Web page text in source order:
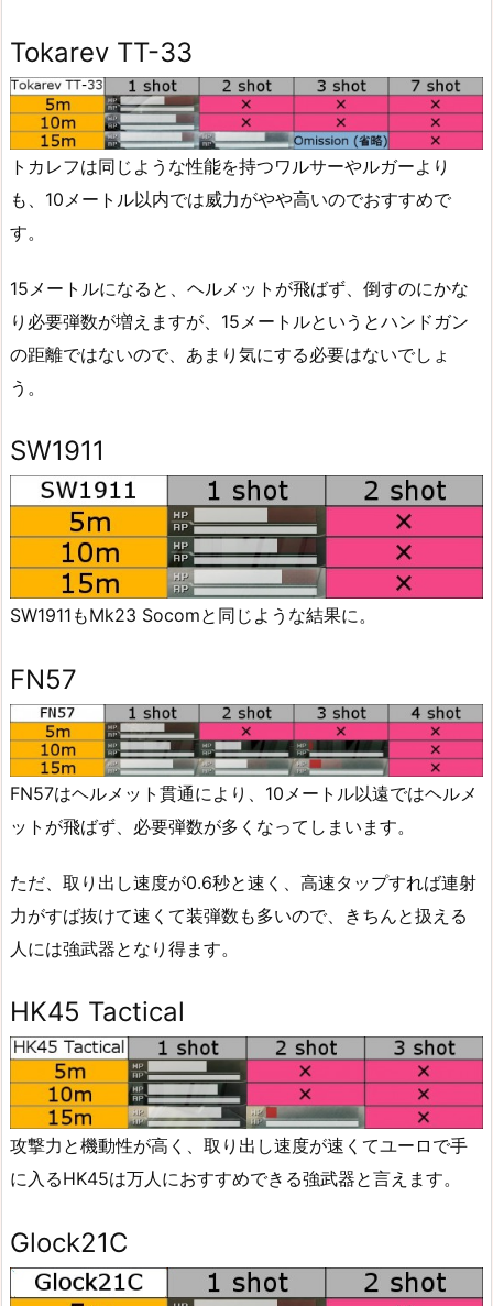
Tokarev TT-33
トカレフは同じような性能を持つワルサーやルガーより
も、10メートル以内では威力がやや高いのでおすすめで
す。
15メートルになると、ヘルメットが飛ばず、倒すのにかな
り必要弾数が増えますが、15メートルというとハンドガン
の距離ではないので、あまり気にする必要はないでしょ
う。
SW1911
SW1911もMk23 Socomと同じような結果に。
FN57
FN57はヘルメット貫通により、10メートル以遠ではヘルメ
ットが飛ばず、必要弾数が多くなってしまいます。
ただ、取り出し速度が0.6秒と速く、高速タップすれば連射
力がすば抜けて速くて装弾数も多いので、きちんと扱える
人には強武器となり得ます。
HK45 Tactical
攻撃力と機動性が高く、取り出し速度が速くてユーロで手
に入るHK45は万人におすすめできる強武器と言えます。
Glock21C